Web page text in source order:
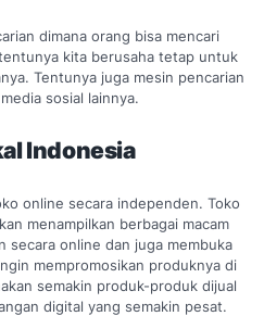
dimana orang bisa mencari
kita berusaha tetap untuk
Tentunya juga mesin pencarian
sosial lainnya.
Indonesia
online secara independen. Toko
menampilkan berbagai macam
secara online dan juga membuka
mempromosikan produknya di
semakin produk-produk dijual
digital yang semakin pesat.